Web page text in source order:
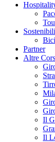
Partner
Altre
Il
Il